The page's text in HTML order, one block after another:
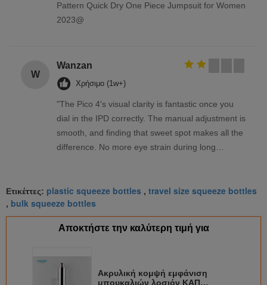
Pattern Quick Dry One Piece Jumpsuit for Women
2023@
W
Wanzan
Χρήσιμο (1w+)
"The Pico 4's visual clarity is fantastic once you
dial in the IPD correctly. The manual adjustment is
smooth, and finding that sweet spot makes all the
difference. No more eye strain during long
fantastic once you dial in the IPD correctly. The
manual adjustment is smooth, and finding that
sweet spot makes all the difference. No more eye
strain during long sessions. Highly recommend
visual clarity is fantastic once you dial in the IPD
correctly. The manual adjustment is smooth, and
Ετικέττες: plastic squeeze bottles , travel size squeeze bottles
, bulk squeeze bottles
Αποκτήστε την καλύτερη τιμή για
Ακρυλική κομψή εμφάνιση
μπουκαλιών λοσιόν ΚΑΠ